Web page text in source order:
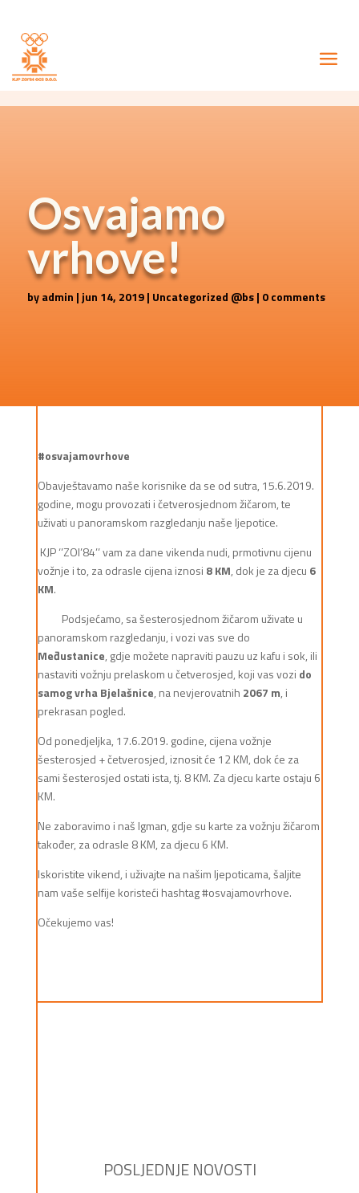
Osvajamo
vrhove!
byadmin | jun 14, 2019| Uncategorized @bs| 0 comments
#osvajamovrhove
Obavještavamo naše korisnike da se od sutra, 15.6.2019.
godine, mogu provozati i četverosjednom žičarom, te
uživati u panoramskom razgledanju naše ljepotice.
KJP ‘’ZOI’84’’ vam za dane vikenda nudi, prmotivnu cijenu
vožnje i to, za odrasle cijena iznosi 8 KM, dok je za djecu 6
KM.
Podsjećamo, sa šesterosjednom žičarom uživate u
panoramskom razgledanju, i vozi vas sve do
Međustanice, gdje možete napraviti pauzu uz kafu i sok, ili
nastaviti vožnju prelaskom u četverosjed, koji vas vozi do
samog vrha Bjelašnice, na nevjerovatnih 2067 m, i
prekrasan pogled.
Od ponedjeljka, 17.6.2019. godine, cijena vožnje
šesterosjed + četverosjed, iznosit će 12 KM, dok će za
sami šesterosjed ostati ista, tj. 8 KM. Za djecu karte ostaju 6
KM.
Ne zaboravimo i naš Igman, gdje su karte za vožnju žičarom
također, za odrasle 8 KM, za djecu 6 KM.
Iskoristite vikend, i uživajte na našim ljepoticama, šaljite
nam vaše selfije koristeći hashtag #osvajamovrhove.
Očekujemo vas!
POSLJEDNJE NOVOSTI